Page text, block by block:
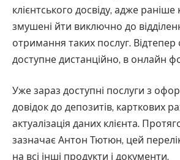
клієнтського досвіду, адже раніше
змушені йти виключно до
отримання таких послуг.
доступне дистанційно, в онлайн
Уже зараз доступні послуги з
довідок до депозитів, карткових
актуалізація даних клієнта.
зазначає Антон Тютюн, цей
на всі інші продукти і документи.